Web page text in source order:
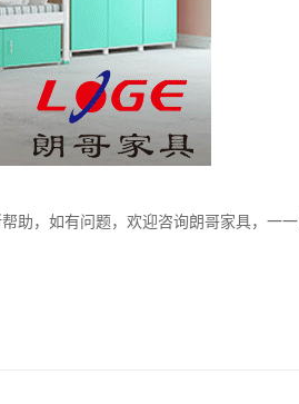
助，如有问题，欢迎咨询朗哥家具，一